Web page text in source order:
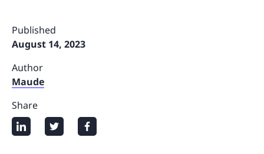
Published
August 14, 2023
Author
Maude
Share